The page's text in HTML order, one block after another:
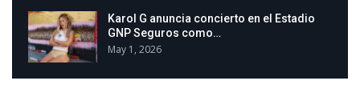
Karol G anuncia concierto en el Estadio
GNP Seguros como…
May 1, 2026